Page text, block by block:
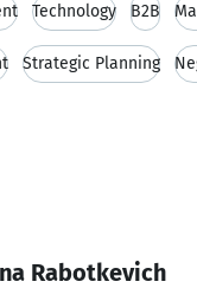
Technology B2B
Strategic Planning
Rabotkevich